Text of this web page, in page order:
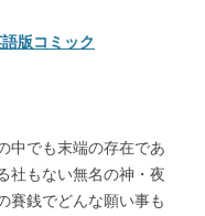
版コミック
中でも末端の存在であ
社もない無名の神・夜
賽銭でどんな願い事も